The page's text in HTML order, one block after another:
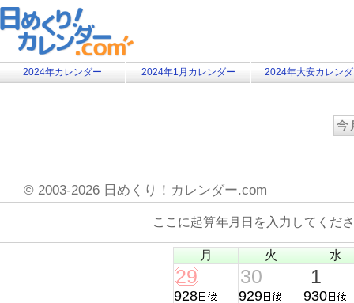
2024年カレンダー 2024年1月カレンダー 2024年大安カレン
© 2003-2026 日めくり！カレンダー.com
ここに起算年月日を入力してく
月 火 水
29
928
30
929
1
930